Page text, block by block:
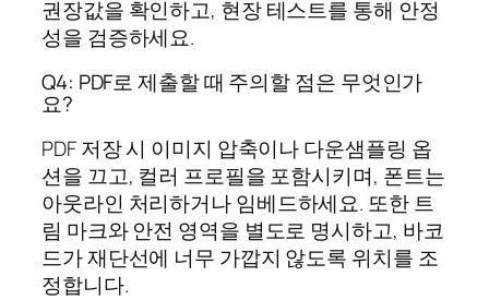
권장값을 확인하고, 현장 테스트를 통해 안정
성을 검증하세요.
Q4: PDF로 제출할 때 주의할 점은 무엇인가
요?
PDF 저장 시 이미지 압축이나 다운샘플링 옵
션을 끄고, 컬러 프로필을 포함시키며, 폰트는
아웃라인 처리하거나 임베드하세요. 또한 트
림 마크와 안전 영역을 별도로 명시하고, 바코
드가 재단선에 너무 가깝지 않도록 위치를 조
정합니다.